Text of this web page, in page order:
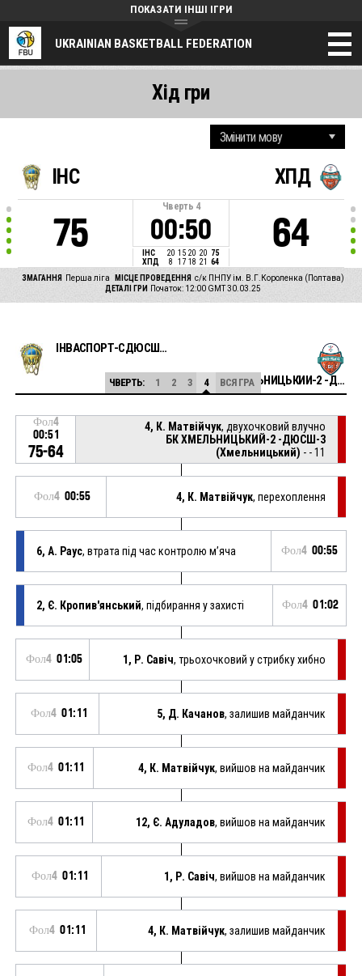
UKRAINIAN BASKETBALL FEDERATION
ПОКАЗАТИ ІНШІ ІГРИ
ІНС
75
Чверть 4
00:50
ІНС 20 15 20 20 75
ХПД
8 17 18 21 64
ХПД
64
ЗМАГАННЯ Перша ліга МІСЦЕ ПРОВЕДЕННЯ с/к ПНПУ ім. В.Г.Короленка (Полтава)
ДЕТАЛІ ГРИ
Початок: 12:00 GMT 30.03.25
Хід гри
ІНВАСПОРТ-СДЮСШОР-5 (Дніпро)
БК ХМЕЛЬНИЦЬКИЙ-2 -ДЮСШ-3 (Хмельницький)
ЧВЕРТЬ: 1 2 3 4 ВСЯ ГРА
Фол4
00:51
75-64
4, К. Матвійчук, двухочковий влучно
БК ХМЕЛЬНИЦЬКИЙ-2 -ДЮСШ-3
(Хмельницький) - - 11
Фол4 00:55 4, К. Матвійчук, перехоплення
6, А. Раус, втрата під час контролю м’яча Фол4 00:55
2, Є. Кропив'янський, підбирання у захисті Фол4 01:02
Фол4 01:05 1, Р. Савіч, трьохочковий у стрибку хибно
Фол4 01:11 5, Д. Качанов, залишив майданчик
Фол4 01:11 4, К. Матвійчук, вийшов на майданчик
Фол4 01:11 12, Є. Адуладов, вийшов на майданчик
Фол4 01:11 1, Р. Савіч, вийшов на майданчик
Фол4 01:11 4, К. Матвійчук, залишив майданчик